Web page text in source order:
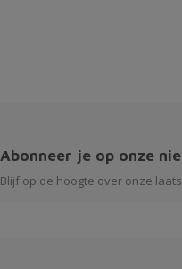
Abonneer je op onze
Blijf op de hoogte over onze